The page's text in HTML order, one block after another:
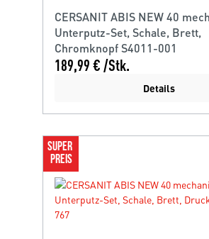
CERSANIT ABIS NEW 40
Unterputz-Set, Schale, Brett,
Chromknopf S4011-001
189,99 € /Stk.
Details
SUPER
PREIS